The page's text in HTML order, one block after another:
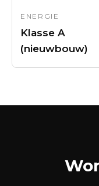
ENERGIE
Klasse A
(nieuwbouw)